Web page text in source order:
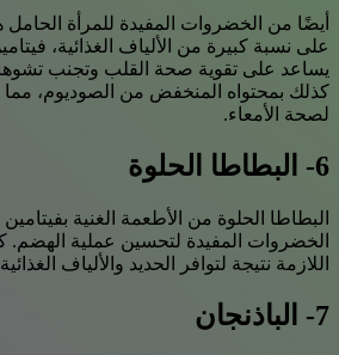
أيضًا من الخضروات المفيدة للمرأة
يساعد على تقوية صحة القلب وتجنب
كذلك بمحتواه المنخفض من الصوديوم، مما
لصحة الأمعاء.
6- البطاطا الحلوة
الخضروات المفيدة لتحسين عملية الهضم.
اللازمة نتيجة لتوافر الحديد والألياف
7- الباذنجان